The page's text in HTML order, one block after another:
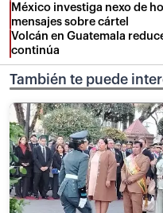
México investiga nexo de
mensajes sobre cártel
Volcán en Guatemala
continúa
También te puede